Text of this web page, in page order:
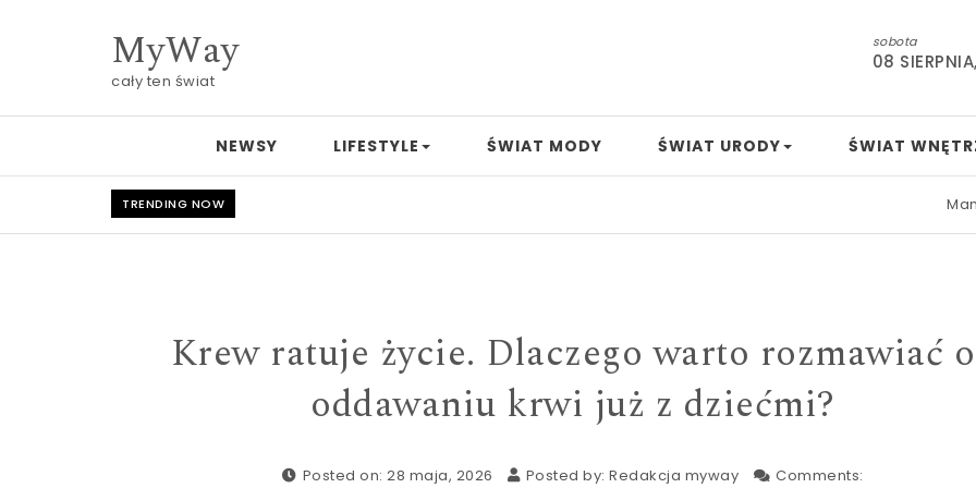
MyWay
cały ten świat
sobota
08
NEWSY LIFESTYLE ŚWIAT MODY ŚWIAT URODY ŚWIAT
TRENDING NOW Mamo,
Krew ratuje życie. Dlaczego warto rozmawiać o
oddawaniu krwi już z dziećmi?
Posted on: 28 maja, 2026 Posted by: Redakcja myway Comments: